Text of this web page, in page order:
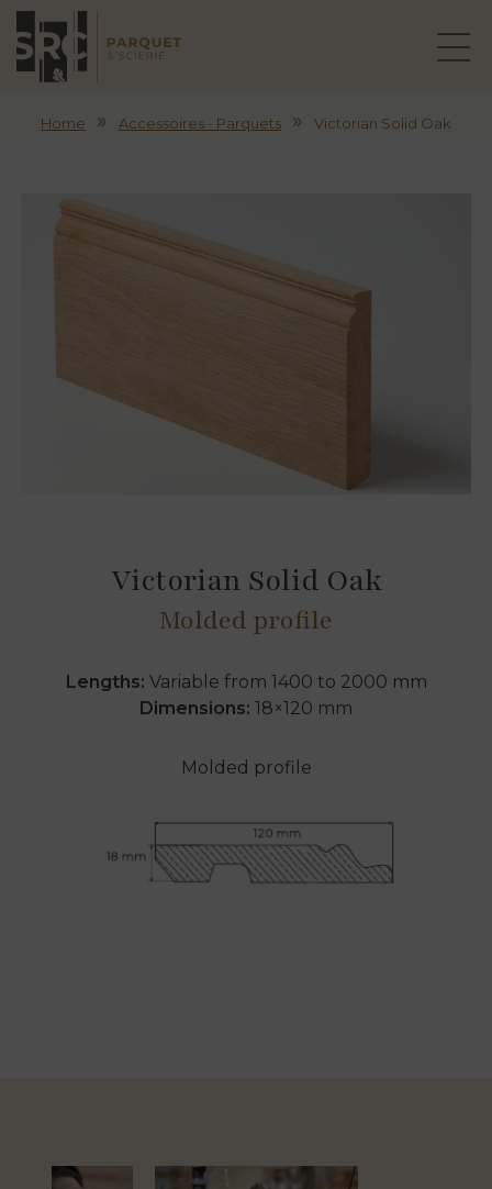
Home » Accessoires - Parquets » Victorian Solid Oak
Victorian Solid Oak
Molded profile
Lengths: Variable from 1400 to 2000 mm
Dimensions: 18×120 mm
Molded profile